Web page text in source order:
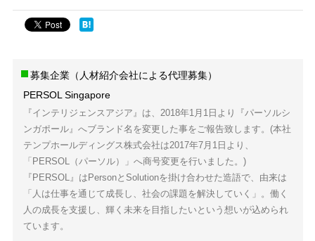
募集企業（人材紹介会社による代理募集）
PERSOL Singapore
『インテリジェンスアジア』は、2018年1月1日より『パーソルシ
ンガポール』へブランド名を変更した事をご報告致します。(本社
テンプホールディングス株式会社は2017年7月1日より、
「PERSOL（パーソル）」へ商号変更を行いました。)
『PERSOL』はPersonとSolutionを掛け合わせた造語で、由来は
「人は仕事を通じて成長し、社会の課題を解決していく」。働く
人の成長を支援し、輝く未来を目指したいという想いが込められ
ています。